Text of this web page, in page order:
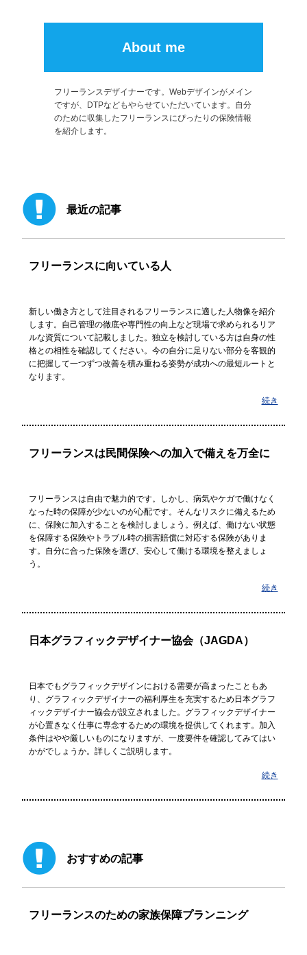
About me
フリーランスデザイナーです。Webデザインがメイン
ですが、DTPなどもやらせていただいています。自分
のために収集したフリーランスにぴったりの保険情報
を紹介します。
最近の記事
フリーランスに向いている人
新しい働き方として注目されるフリーランスに適した人物像を紹介
します。自己管理の徹底や専門性の向上など現場で求められるリア
ルな資質について記載しました。独立を検討している方は自身の性
格との相性を確認してください。今の自分に足りない部分を客観的
に把握して一つずつ改善を積み重ねる姿勢が成功への最短ルートと
なります。
続き
フリーランスは民間保険への加入で備えを万全に
フリーランスは自由で魅力的です。しかし、病気やケガで働けなく
なった時の保障が少ないのが心配です。そんなリスクに備えるため
に、保険に加入することを検討しましょう。例えば、働けない状態
を保障する保険やトラブル時の損害賠償に対応する保険がありま
す。自分に合った保険を選び、安心して働ける環境を整えましょ
う。
続き
日本グラフィックデザイナー協会（JAGDA）
日本でもグラフィックデザインにおける需要が高まったこともあ
り、グラフィックデザイナーの福利厚生を充実するため日本グラフ
ィックデザイナー協会が設立されました。グラフィックデザイナー
が心置きなく仕事に専念するための環境を提供してくれます。加入
条件はやや厳しいものになりますが、一度要件を確認してみてはい
かがでしょうか。詳しくご説明します。
続き
おすすめの記事
フリーランスのための家族保障プランニング